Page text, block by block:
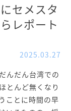
セメスタ
レポート
2025.03.27
んだん台湾での
とんど無くなり
ことに時間の早